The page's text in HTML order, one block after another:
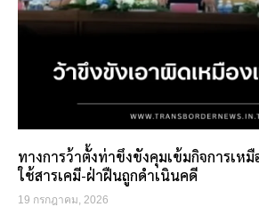
ทางการว้าตั้งท่าขึงขังคุมเข้มกิจการเห
ใช้สารเคมี-ฝ่าฝืนถูกดำเนินคดี
19 กรกฎาคม, 2026